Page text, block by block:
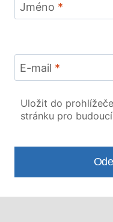
Jméno *
E-mail *
Uložit do
stránku pro